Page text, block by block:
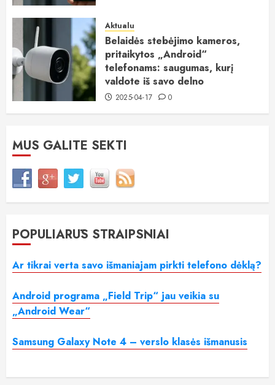
Aktualu
Belaidės stebėjimo kameros,
pritaikytos „Android“
telefonams: saugumas, kurį
valdote iš savo delno
2025-04-17 0
MUS GALITE SEKTI
POPULIARŪS STRAIPSNIAI
Ar tikrai verta savo išmaniajam pirkti telefono dėklą?
Android programa „Field Trip“ jau veikia su
„Android Wear“
Samsung Galaxy Note 4 – verslo klasės išmanusis